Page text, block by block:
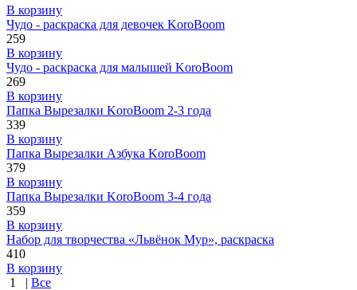
В корзину
Чудо - раскраска для девочек KoroBoom
259
В корзину
Чудо - раскраска для малышей KoroBoom
269
В корзину
Папка Вырезалки KoroBoom 2-3 года
339
В корзину
Папка Вырезалки Азбука KoroBoom
379
В корзину
Папка Вырезалки KoroBoom 3-4 года
359
В корзину
Набор для творчества «Львёнок Мур», раскраска
410
В корзину
1
| Все